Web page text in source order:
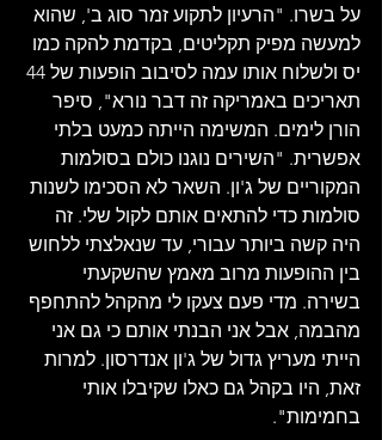
על בשרו. "הרעיון לתקוע זמר סוג ב', שהוא
למעשה מפיק תקליטים, בקדמת להקה כמו
תאריכים באמריקה זה דבר נורא", סיפר
הורן לימים. המשימה הייתה כמעט בלתי
אפשרית. "השירים נוגנו כולם בסולמות
המקוריים של ג'ון. השאר לא הסכימו לשנות
סולמות כדי להתאים אותם לקול שלי. זה
היה קשה ביותר עבורי, עד שנאלצתי ללחוש
בין ההופעות מרוב מאמץ שהשקעתי
בשירה. מדי פעם צעקו לי מהקהל להתחפף
מהבמה, אבל אני הבנתי אותם כי גם אני
הייתי מעריץ גדול של ג'ון אנדרסון. למרות
זאת, היו בקהל גם כאלו שקיבלו אותי
בחמימות".